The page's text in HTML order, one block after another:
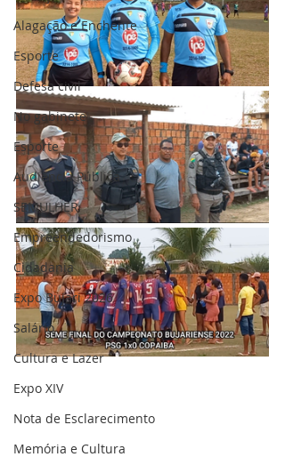
Alagação e Enchente
Esporte
Defesa civil
No gabinete
Esporte
Audiência Pública
SEMULHER
Empreendedorismo
Cidadania
Expo Bujari 2026
Salário
Cultura e Lazer
Expo XIV
Nota de Esclarecimento
Memória e Cultura